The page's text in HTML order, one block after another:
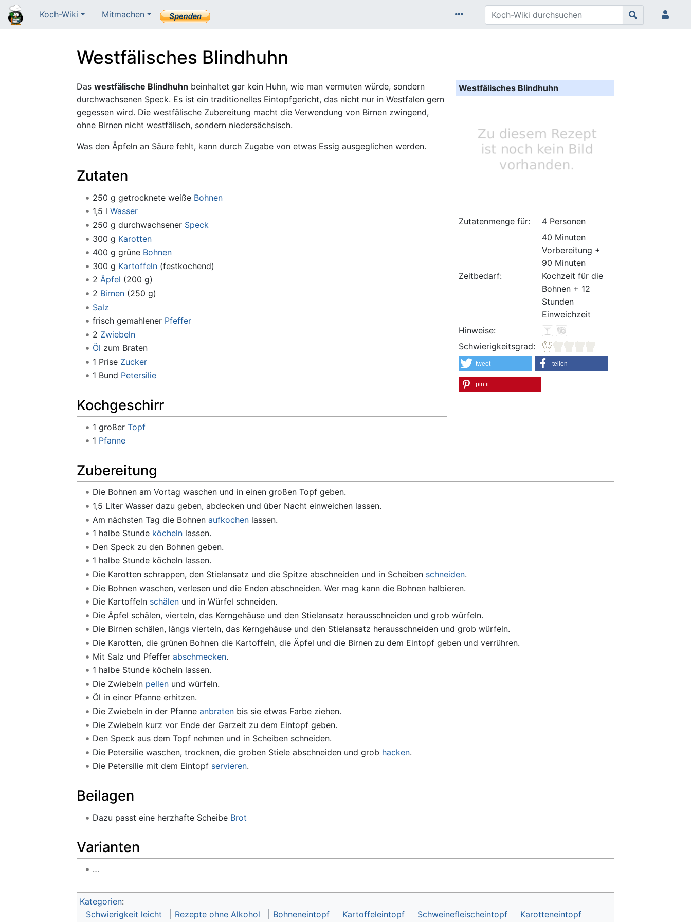
Koch-Wiki Mitmachen
Westfälisches Blindhuhn
Wechseln zu:Navigation,Suche Westfälisches Blindhuhn
Zutatenmenge für: 4 Personen
Zeitbedarf:
40 Minuten
Vorbereitung +
90 Minuten
Kochzeit für die
Bohnen + 12
Stunden
Einweichzeit
Hinweise:
Schwierigkeitsgrad:
tweet teilen
pin it
Das westfälische Blindhuhn beinhaltet gar kein Huhn, wie man vermuten würde, sondern
durchwachsenen Speck. Es ist ein traditionelles Eintopfgericht, das nicht nur in Westfalen gern
gegessen wird. Die westfälische Zubereitung macht die Verwendung von Birnen zwingend,
ohne Birnen nicht westfälisch, sondern niedersächsisch.
Was den Äpfeln an Säure fehlt, kann durch Zugabe von etwas Essig ausgeglichen werden.
Zutaten
250 g getrocknete weiße Bohnen
1,5 l Wasser
250 g durchwachsener Speck
300 g Karotten
400 g grüne Bohnen
300 g Kartoffeln(festkochend)
2 Äpfel (200 g)
2 Birnen(250 g)
Salz
frisch gemahlener Pfeffer
2 Zwiebeln
Öl zum Braten
1 Prise Zucker
1 Bund Petersilie
Kochgeschirr
1 großer Topf
1 Pfanne
Zubereitung
Die Bohnen am Vortag waschen und in einen großen Topf geben.
1,5 Liter Wasser dazu geben, abdecken und über Nacht einweichen lassen.
Am nächsten Tag die Bohnen aufkochenlassen.
1 halbe Stunde köchelnlassen.
Den Speck zu den Bohnen geben.
1 halbe Stunde köcheln lassen.
Die Karotten schrappen, den Stielansatz und die Spitze abschneiden und in Scheiben schneiden.
Die Bohnen waschen, verlesen und die Enden abschneiden. Wer mag kann die Bohnen halbieren.
Die Kartoffeln schälenund in Würfel schneiden.
Die Äpfel schälen, vierteln, das Kerngehäuse und den Stielansatz herausschneiden und grob würfeln.
Die Birnen schälen, längs vierteln, das Kerngehäuse und den Stielansatz herausschneiden und grob würfeln.
Die Karotten, die grünen Bohnen die Kartoffeln, die Äpfel und die Birnen zu dem Eintopf geben und verrühren.
Mit Salz und Pfeffer abschmecken.
1 halbe Stunde köcheln lassen.
Die Zwiebeln pellenund würfeln.
Öl in einer Pfanne erhitzen.
Die Zwiebeln in der Pfanne anbratenbis sie etwas Farbe ziehen.
Die Zwiebeln kurz vor Ende der Garzeit zu dem Eintopf geben.
Den Speck aus dem Topf nehmen und in Scheiben schneiden.
Die Petersilie waschen, trocknen, die groben Stiele abschneiden und grob hacken.
Die Petersilie mit dem Eintopf servieren.
Beilagen
Dazu passt eine herzhafte Scheibe Brot
Varianten
…
Kategorien:
Schwierigkeit leicht
Rezepte ohne Alkohol Bohneneintopf Kartoffeleintopf Schweinefleischeintopf
Karotteneintopf